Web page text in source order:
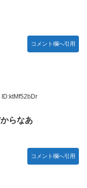
コメント欄へ引用
ID:ktMf52bDr
らなあ
コメント欄へ引用